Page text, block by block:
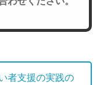
者支援の実践の